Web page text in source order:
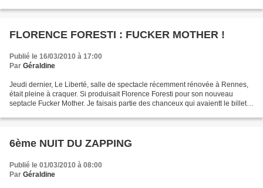
FLORENCE FORESTI : FUCKER MOTHER !
Publié le 16/03/2010 à 17:00
Par Géraldine
Jeudi dernier, Le Liberté, salle de spectacle récemment rénovée à Rennes,
était pleine à craquer. Si produisait Florence Foresti pour son nouveau
septacle Fucker Mother. Je faisais partie des chanceux qui avaientt le billet
6ème NUIT DU ZAPPING
Publié le 01/03/2010 à 08:00
Par Géraldine